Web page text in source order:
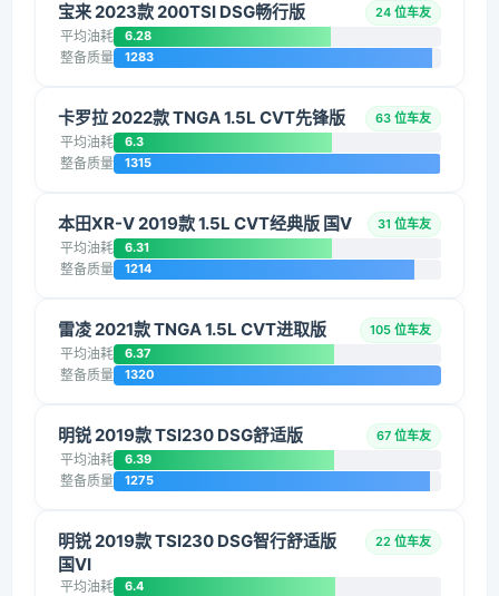
宝来 2023款 200TSI DSG畅行版 24 位车友
平均油耗 6.28
整备质量 1283
卡罗拉 2022款 TNGA 1.5L CVT先锋版 63 位车友
平均油耗 6.3
整备质量 1315
本田XR-V 2019款 1.5L CVT经典版 国V 31 位车友
平均油耗 6.31
整备质量 1214
雷凌 2021款 TNGA 1.5L CVT进取版 105 位车友
平均油耗 6.37
整备质量 1320
明锐 2019款 TSI230 DSG舒适版 67 位车友
平均油耗 6.39
整备质量 1275
明锐 2019款 TSI230 DSG智行舒适版
国VI
22 位车友
平均油耗 6.4